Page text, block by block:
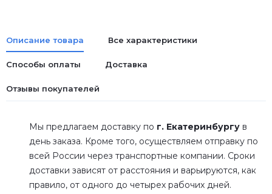
Описание товара Все характеристики
Способы оплаты Доставка
Отзывы покупателей
Мы предлагаем доставку по г. Екатеринбургу в
день заказа. Кроме того, осуществляем отправку по
всей России через транспортные компании. Сроки
доставки зависят от расстояния и варьируются, как
правило, от одного до четырех рабочих дней.